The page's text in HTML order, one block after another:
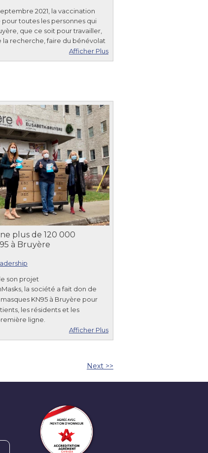
2021, la vaccination
toutes les personnes qui
que ce soit pour travailler,
la recherche, faire du bénévolat
Afficher Plus
plus de 120 000
à Bruyère
son projet
la société a fait don de
masques KN95 à Bruyère pour
les résidents et les
ligne.
Afficher Plus
Next >>